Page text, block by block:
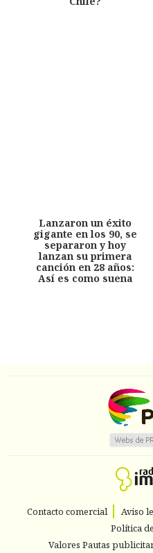
Lanzaron un éxito
gigante en los 90, se
separaron y hoy
lanzan su primera
canción en 28 años:
Así es como suena
Contacto comercial Aviso
Política
Valores Pautas